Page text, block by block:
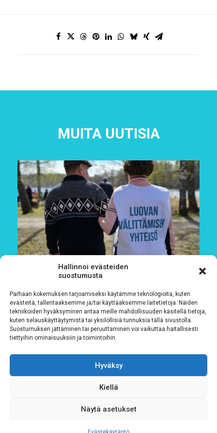
Hallinnoi evästeiden
suostumusta
Parhaan kokemuksen tarjoamiseksi käytämme teknologioita, kuten
evästeitä, tallentaaksemme ja/tai käyttääksemme laitetietoja. Näiden
tekniikoiden hyväksyminen antaa meille mahdollisuuden käsitellä tietoja,
kuten selauskäyttäytymistä tai yksilöllisiä tunnuksia tällä sivustolla.
Suostumuksen jättäminen tai peruuttaminen voi vaikuttaa haitallisesti
tiettyihin ominaisuuksiin ja toimintoihin.
Hyväksy
Kiellä
Näytä asetukset
MUITA UUTISIA
Löydät Siskot ja Simot nyt Fundiksesta